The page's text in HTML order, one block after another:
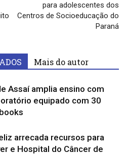
para adolescentes dos
Centros de Socioeducação do
Paraná
Mais do autor
Assaí amplia ensino com
equipado com 30
arrecada recursos para
e Hospital do Câncer de